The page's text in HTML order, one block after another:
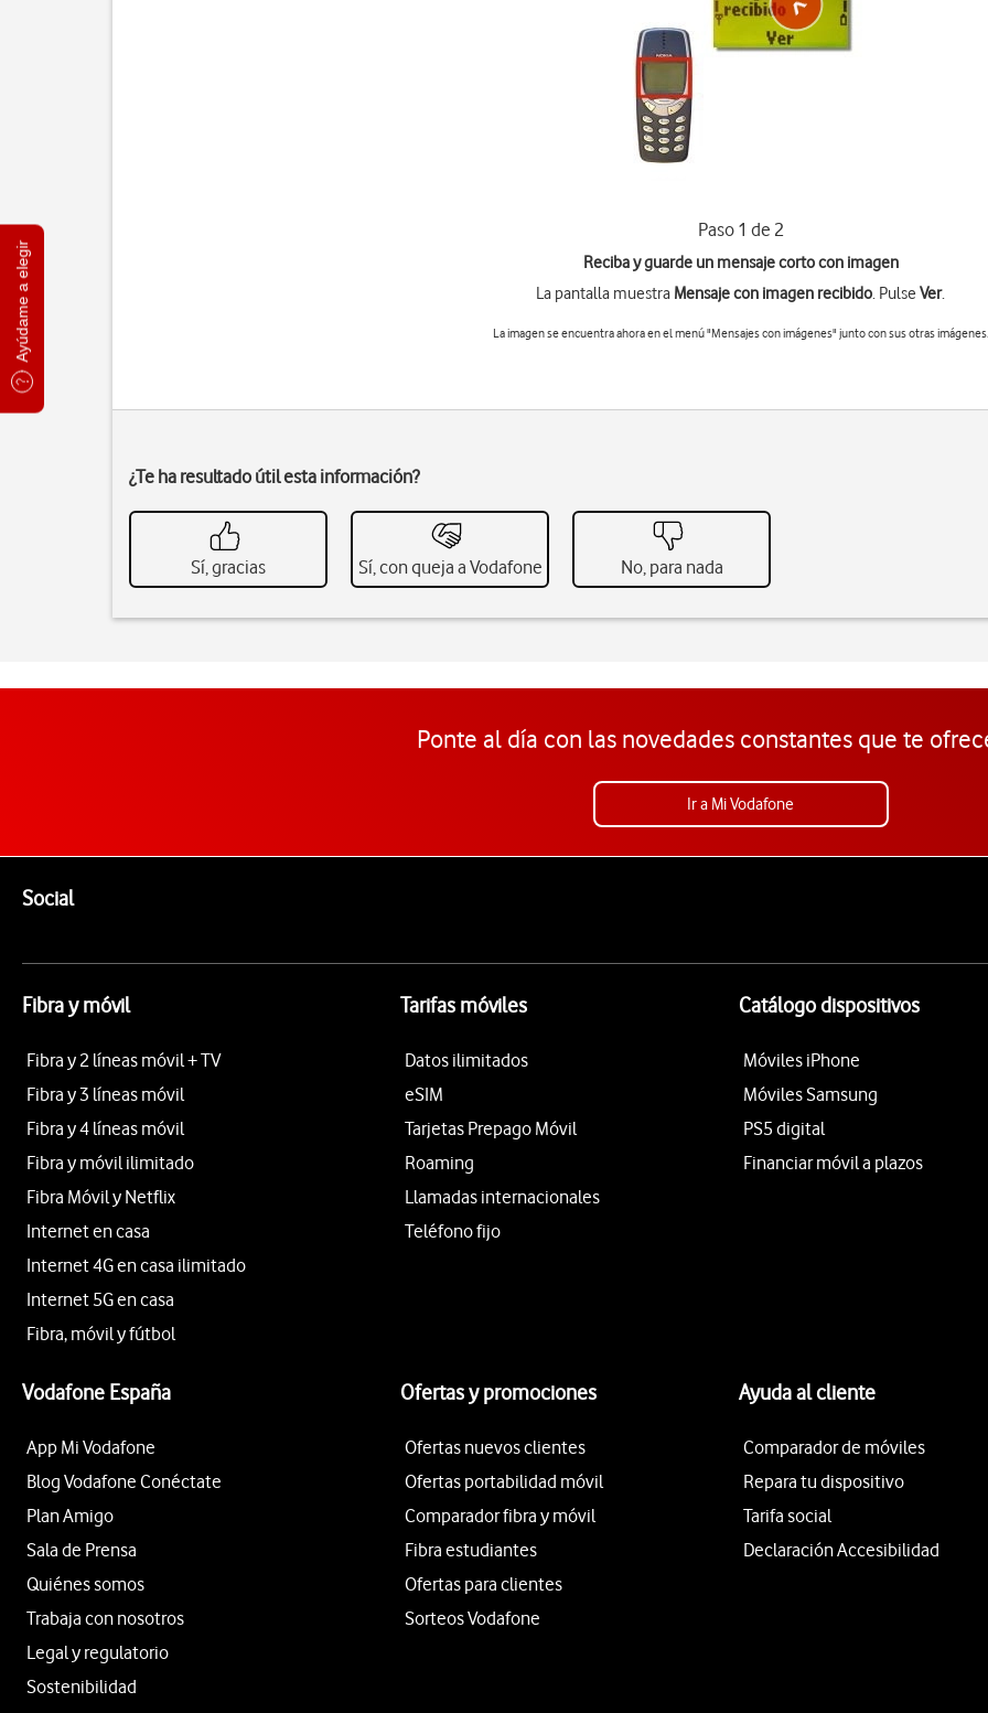
Ayúdame a elegir
Paso 1 de 2
Reciba y guarde un mensaje corto con imagen
La pantalla muestra Mensaje con imagen recibido. PulseVer.
La imagen se encuentra ahora en el menú "Mensajes con imágenes" junto con sus otras imágenes.
¿Te ha resultado útil esta información?
Sí, gracias Sí, con queja a Vodafone No, para nada
Ponte al día con las novedades constantes que te
Ir a Mi Vodafone
SocialEnlaces a las redes sociales de Vodafone
Fibra y móvil
Fibra y 2 líneas móvil + TV
Fibra y 3 líneas móvil
Fibra y 4 líneas móvil
Fibra y móvil ilimitado
Fibra Móvil y Netflix
Internet en casa
Internet 4G en casa ilimitado
Internet 5G en casa
Fibra, móvil y fútbol
Tarifas móviles
Datos ilimitados
eSIM
Tarjetas Prepago Móvil
Roaming
Llamadas internacionales
Teléfono fijo
Catálogo dispositivos
Móviles iPhone
Móviles Samsung
PS5 digital
Financiar móvil a plazos
Vodafone España
App Mi Vodafone
Blog Vodafone Conéctate
Plan Amigo
Sala de Prensa
Quiénes somos
Trabaja con nosotros
Legal y regulatorio
Sostenibilidad
Ofertas y promociones
Ofertas nuevos clientes
Ofertas portabilidad móvil
Comparador fibra y móvil
Fibra estudiantes
Ofertas para clientes
Sorteos Vodafone
Ayuda al cliente
Comparador de móviles
Repara tu dispositivo
Tarifa social
Declaración Accesibilidad